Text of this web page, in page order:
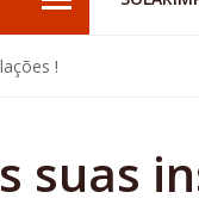
!
suas